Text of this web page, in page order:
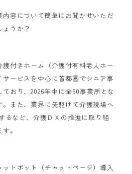
内容について簡単にお聞かせいただ
ょうか？
護付きホーム（介護付有料老人ホー
サービスを中心に首都圏でシニア事
ており、2026年中に全60事業所とな
。また、業界に先駆けて介護現場へ
るなど、介護ＤＸの推進に取り組
。
ットボット（チャットページ）導入